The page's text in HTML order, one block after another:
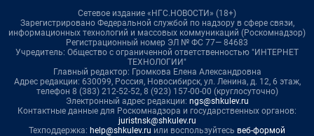
Сетевое издание «НГС.НОВОСТИ» (18+)
Зарегистрировано Федеральной службой по надзору в сфере связи,
информационных технологий и массовых коммуникаций (Роскомнадзор)
Регистрационный номер ЭЛ № ФС 77— 84683
Учредитель: Общество с ограниченной ответственностью "ИНТЕРНЕТ
ТЕХНОЛОГИИ"
Главный редактор: Громкова Елена Александровна
Адрес редакции: 630099, Россия, Новосибирск, ул. Ленина, д. 12, 6 этаж,
телефон 8 (383) 212-52-52, 8 (923) 157-00-00 (круглосуточно)
Электронный адрес редакции: ngs@shkulev.ru
Контактные данные для Роскомнадзора и государственных органов:
juristnsk@shkulev.ru
Техподдержка: help@shkulev.ru или воспользуйтесь веб-формой